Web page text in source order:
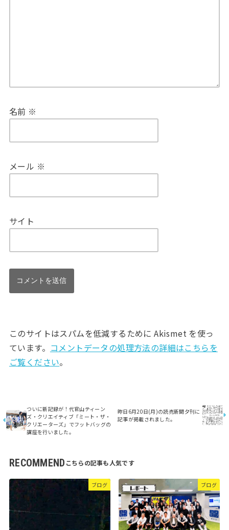
名前 ※
メール ※
サイト
このサイトはスパムを低減するために Akismet を使っ
ています。 コメントデータの処理方法の詳細はこちらを
ご覧ください。
ついに新記録が！代官山ティーン
ズ・クリエイティブ「ミート・ザ・
クリエーターズ」でフットバッグの
講座を行いました。
昨日6月20日(月)の読売新聞夕刊に
記事が掲載されました。
RECOMMEND
ブログ ブログ